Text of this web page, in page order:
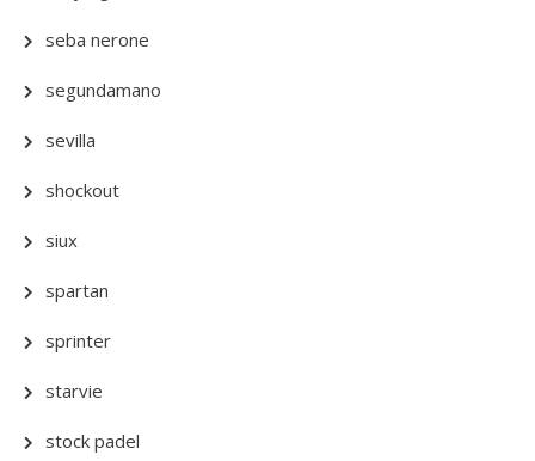
seba nerone
segundamano
sevilla
shockout
siux
spartan
sprinter
starvie
stock padel